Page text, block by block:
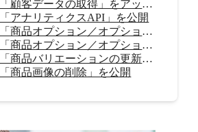
「顧客データの取得」をアップデート
「アナリティクスAPI」を公開
「商品オプション／オプション値の追加（β）」を公開
「商品オプション／オプション値の削除（β）」を公開
「商品バリエーションの更新」を公開
「商品画像の削除」を公開